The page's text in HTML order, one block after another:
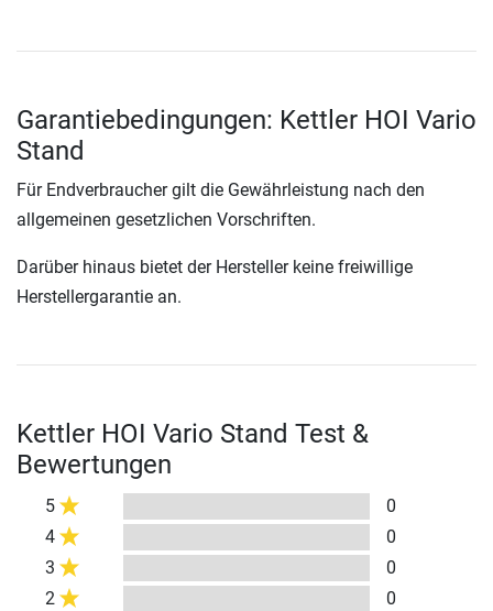
Garantiebedingungen: Kettler HOI Vario
Stand
Für Endverbraucher gilt die Gewährleistung nach den
allgemeinen gesetzlichen Vorschriften.
Darüber hinaus bietet der Hersteller keine freiwillige
Herstellergarantie an.
Kettler HOI Vario Stand Test &
Bewertungen
5
0
4
0
3
0
2
0